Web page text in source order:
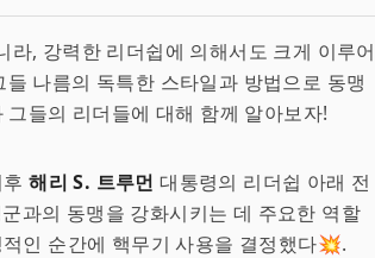
, 강력한 리더쉽에 의해서도 크게 이루어
나름의 독특한 스타일과 방법으로 동맹
들의 리더들에 대해 함께 알아보자!
후해리 S. 트루먼 대통령의 리더쉽 아래 전
과의 동맹을 강화시키는 데 주요한 역할
인 순간에 핵무기 사용을 결정했다💥.